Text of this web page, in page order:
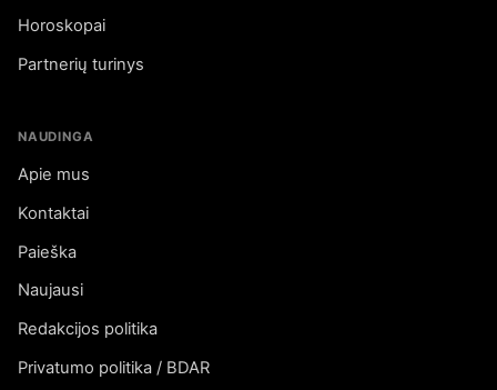
Horoskopai
Partnerių turinys
NAUDINGA
Apie mus
Kontaktai
Paieška
Naujausi
Redakcijos politika
Privatumo politika / BDAR